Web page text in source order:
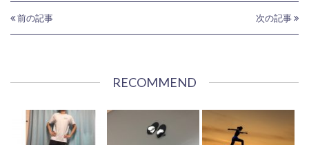
前の記事 次の記事
RECOMMEND